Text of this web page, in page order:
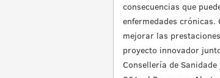
consecuencias que
enfermedades
mejorar las
proyecto innovador
Consellería de